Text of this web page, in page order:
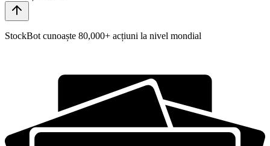
StockBot cunoaște 80,000+ acțiuni la nivel mondial